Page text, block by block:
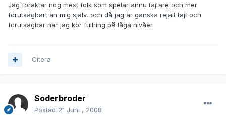
Jag föraktar nog mest folk som spelar ännu tajtare och mer
förutsägbart än mig själv, och då jag är ganska rejält tajt och
förutsägbar när jag kör fullring på låga nivåer.
Citera
Soderbroder
Postad 21 Juni , 2008